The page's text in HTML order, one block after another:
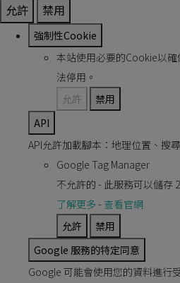
允許
禁用
強制性Cookie
本站使用必要的Cookie以
法停用。
允許
禁用
API
API允許加載腳本：地理位置、
Google Tag Manager
不允許的 - 此服務可以儲存
了解更多 - 查看官網
允許
禁用
Google 服務的特定同意
Google 可能會使用您的資料進行